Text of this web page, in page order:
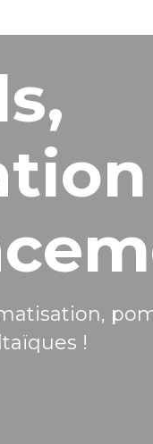
!